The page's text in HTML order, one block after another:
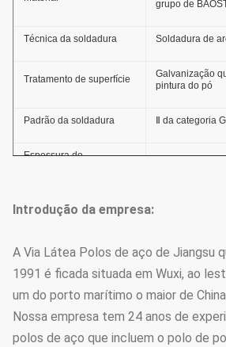
grupo de
Técnica da soldadura Soldadura de
Tratamento de superfície
Galvanização
pintura do pó
Padrão da soldadura Ⅱ da categoria
Espessura do
Força adesiva do
revestimento de zinco
capacidade do Anti-vento 36.9m/s
Espessura
Introdução da empresa:
A Via Látea Polos de aço de Jiangsu
1991 é ficada situada em Wuxi, ao
um do porto marítimo o maior de
Nossa empresa tem 24 anos de
polos de aço que incluem o polo de